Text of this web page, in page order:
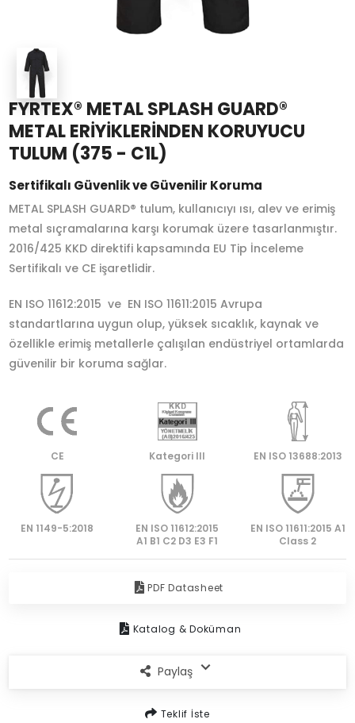
FYRTEX® METAL SPLASH GUARD®
METAL ERİYİKLERİNDEN KORUYUCU
TULUM (375 - C1L)
Sertifikalı Güvenlik ve Güvenilir Koruma
METAL SPLASH GUARD® tulum, kullanıcıyı ısı, alev ve erimiş
metal sıçramalarına karşı korumak üzere tasarlanmıştır.
2016/425 KKD direktifi kapsamında EU Tip İnceleme
Sertifikalı ve CE işaretlidir.
EN ISO 11612:2015 ve EN ISO 11611:2015 Avrupa
standartlarına uygun olup, yüksek sıcaklık, kaynak ve
özellikle erimiş metallerle çalışılan endüstriyel ortamlarda
güvenilir bir koruma sağlar.
CE Kategori lll EN ISO 13688:2013
EN 1149-5:2018
EN ISO 11612:2015
A1 B1 C2 D3 E3 F1
EN ISO 11611:2015 A1
Class 2
PDF Datasheet
Katalog & Doküman
Paylaş
Teklif İste